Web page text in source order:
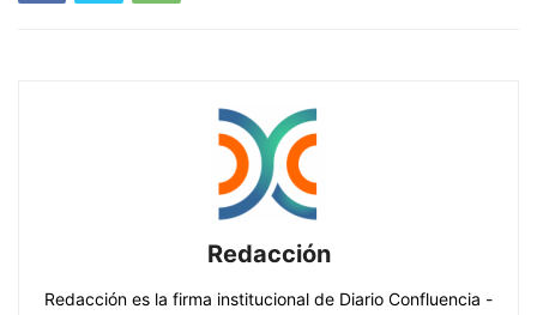
Redacción
Redacción es la firma institucional de Diario Confluencia -